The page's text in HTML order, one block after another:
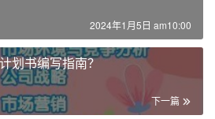
2024年1月5日 am10:00
划书编写指南？
下一篇